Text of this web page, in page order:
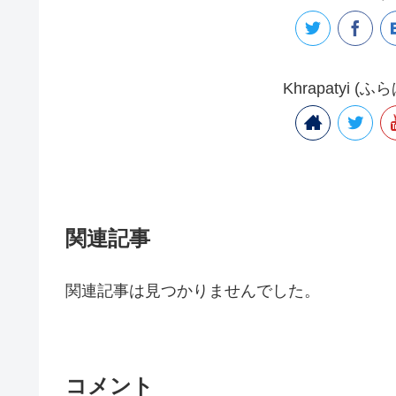
Khrapatyi (ふ
関連記事
関連記事は見つかりませんでした。
コメント